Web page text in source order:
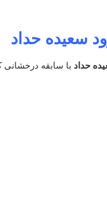
سعیده حداد
حداد با سابقه درخشانی